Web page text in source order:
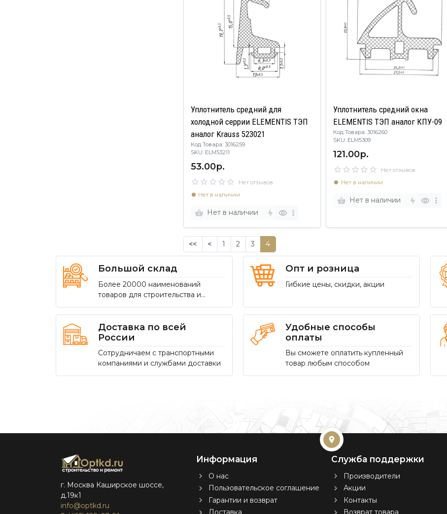
Уплотнитель средний для
холодной серрии ELEMENTIS ТЭП
аналог Krauss 523021
Код Товара: 3016259
SKU: ELM53211
53.00р.
Нет отзывов
Нет в наличии
Нет в наличии
Уплотнитель средний окна
ELEMENTIS ТЭП аналог КПУ-09
Код Товара: 3016260
SKU: ELM5309
121.00р.
Нет отзывов
Нет в наличии
Нет в наличии
<< < 1 2 3 4
Большой склад
Более 20000 наименований
товаров для строительства и
ремонта
Опт и розница
Гибкие цены, скидки, акции
Доставка по всей
России
Сотрудничаем с транспортными
компаниями и службами доставки
Удобные способы
оплаты
Вы сможете оплатить купленный
товар любым способом
г. Москва Каширское шоссе,
д.19к1
info@optkd.ru
Информация
О нас
Пользовательское соглашение
Гарантии и возврат
Доставка
Служба поддержки
Производители
Акции
Контакты
Возврат товара